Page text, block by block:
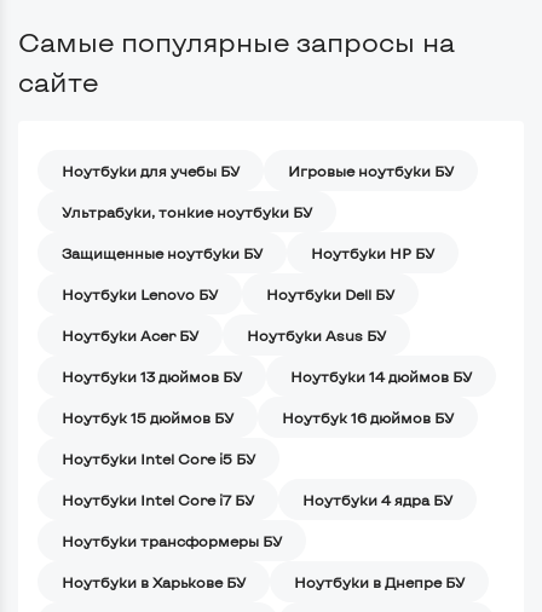
Самые популярные запросы на
сайте
Ноутбуки для учебы БУ Игровые ноутбуки БУ
Ультрабуки, тонкие ноутбуки БУ
Защищенные ноутбуки БУ Ноутбуки HP БУ
Ноутбуки Lenovo БУ Ноутбуки Dell БУ
Ноутбуки Acer БУ Ноутбуки Asus БУ
Ноутбуки 13 дюймов БУ Ноутбуки 14 дюймов БУ
Ноутбук 15 дюймов БУ Ноутбук 16 дюймов БУ
Ноутбуки Intel Core i5 БУ
Ноутбуки Intel Core i7 БУ Ноутбуки 4 ядра БУ
Ноутбуки трансформеры БУ
Ноутбуки в Харькове БУ Ноутбуки в Днепре БУ